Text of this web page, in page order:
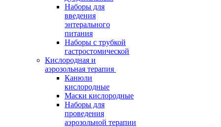
Наборы для
введения
энтерального
питания
Наборы с трубкой
гастростомической
Кислородная и
аэрозольная терапия
Канюли
кислородные
Маски кислородные
Наборы для
проведения
аэрозольной терапии